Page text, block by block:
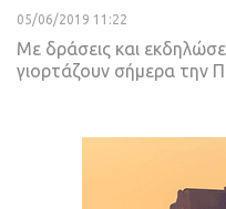
05/06/2019 11:22
Με δράσεις και
γιορτάζουν σήμερα την